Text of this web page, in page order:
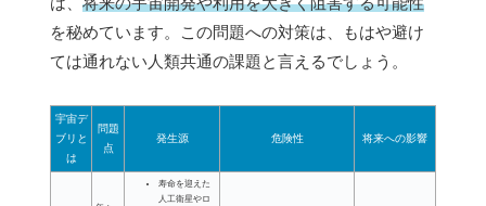
を秘めています。この問題への対策は、もはや避け
ては通れない人類共通の課題と言えるでしょう。
宇宙デ
ブリと
は
問題
点
発生源 危険性 将来への影響
寿命を迎えた
人工衛星やロ